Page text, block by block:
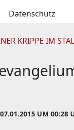
Datenschutz
KRIPPE IM
07.01.2015 UM 00:28